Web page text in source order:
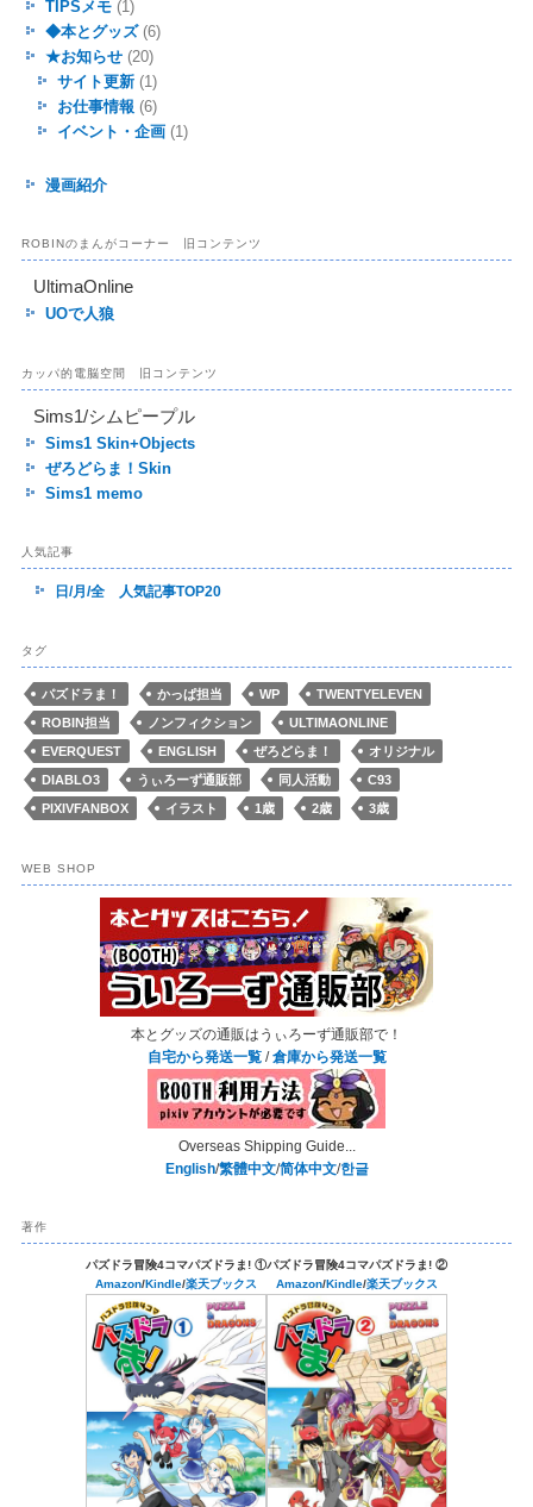
TIPSメモ(1)
◆本とグッズ(6)
★お知らせ(20)
サイト更新(1)
お仕事情報 (6)
イベント・企画(1)
漫画紹介
ROBINのまんがコーナー 旧コンテンツ
UltimaOnline
UOで人狼
カッパ的電脳空間 旧コンテンツ
Sims1/シムピープル
Sims1 Skin+Objects
ぜろどらま！Skin
Sims1 memo
人気記事
日/月/全 人気記事TOP20
タグ
パズドラま！ かっぱ担当 WP
TWENTYELEVEN
ROBIN担当
ノンフィクション
ULTIMAONLINE
EVERQUEST
ENGLISH ぜろどらま！
オリジナル
DIABLO3
うぃろーず通販部 同人活動
C93
PIXIVFANBOX
イラスト 1歳 2歳 3歳
WEB SHOP
本とグッズの通販はうぃろーず通販部で！
自宅から発送一覧/倉庫から発送一覧
Overseas Shipping Guide...
English/繁體中文/简体中文/한글
著作
パズドラ冒険4コマパズドラま! ①
Amazon/Kindle/楽天ブックス
パズドラ冒険4コマパズドラま! ②
Amazon/Kindle/楽天ブックス